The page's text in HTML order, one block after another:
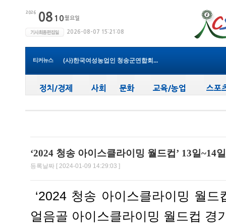
티커뉴스
청송군보건의료원, 비뇨의학과 진...
청송군, ‘지방세입 체납관리단’...
(사)한국여성농업인 청송군연합회...
청송군보건의료원, 2026년 지역사...
청송군, 대한배드민턴협회 2026년 ...
‘2024 청송 아이스클라이밍 월드컵’ 13일~14
등록날짜 [ 2024-01-09 14:29:03 ]
‘2024 청송 아이스클라이밍 월
얼음골 아이스클라이밍 월드컵 경